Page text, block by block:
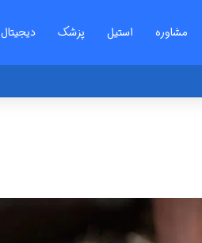
مشاوره استیل پزشک دیجیتال